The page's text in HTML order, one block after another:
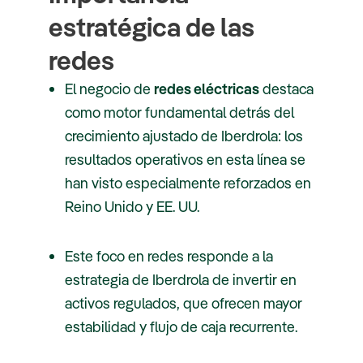
estratégica de las
redes
El negocio de redes eléctricasdestaca
como motor fundamental detrás del
crecimiento ajustado de Iberdrola: los
resultados operativos en esta línea se
han visto especialmente reforzados en
Reino Unido y EE. UU.
Este foco en redes responde a la
estrategia de Iberdrola de invertir en
activos regulados, que ofrecen mayor
estabilidad y flujo de caja recurrente.